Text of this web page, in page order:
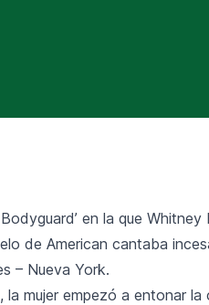
en la que
de American cantaba
– Nueva York.
la mujer empezó a entonar